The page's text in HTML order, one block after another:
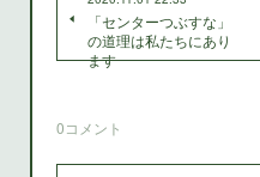
「センターつぶすな」
の道理は私たちにあり
ます
0コメント